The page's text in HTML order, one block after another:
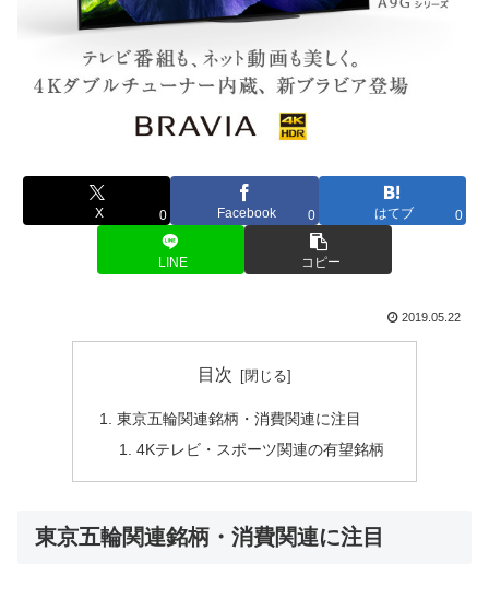
X 0 Facebook 0 はてブ 0
LINE コピー
2019.05.22
目次
東京五輪関連銘柄・消費関連に注目
4Kテレビ・スポーツ関連の有望銘柄
東京五輪関連銘柄・消費関連に注目